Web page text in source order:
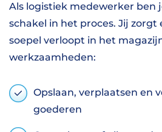
Als logistiek medewerker ben
schakel in het proces. Jij zorgt
soepel verloopt in het
werkzaamheden:
Opslaan, verplaatsen en
goederen